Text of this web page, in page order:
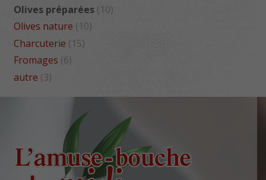
Olives préparées (10)
Olives nature (10)
Charcuterie (15)
Fromages (6)
autre (3)